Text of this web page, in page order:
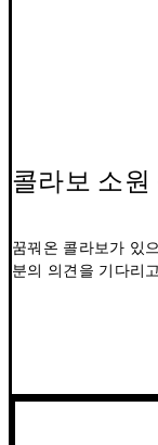
콜라보 소원
꿈꿔온 콜라보가 있
분의 의견을 기다리